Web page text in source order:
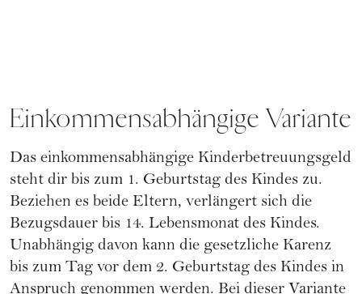
Einkommensabhängige Variante
Das einkommensabhängige Kinderbetreuungsgeld
steht dir bis zum 1. Geburtstag des Kindes zu.
Beziehen es beide Eltern, verlängert sich die
Bezugsdauer bis 14. Lebensmonat des Kindes.
Unabhängig davon kann die gesetzliche Karenz
bis zum Tag vor dem 2. Geburtstag des Kindes in
Anspruch genommen werden. Bei dieser Variante